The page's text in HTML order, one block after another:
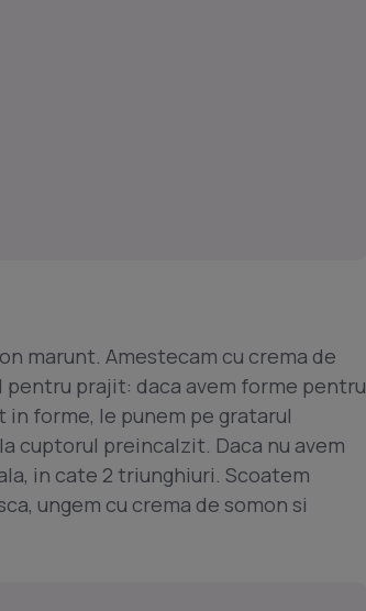
marunt. Amestecam cu crema de
prajit: daca avem forme pentru
forme, le punem pe gratarul
cuptorul preincalzit. Daca nu avem
in cate 2 triunghiuri. Scoatem
ungem cu crema de somon si